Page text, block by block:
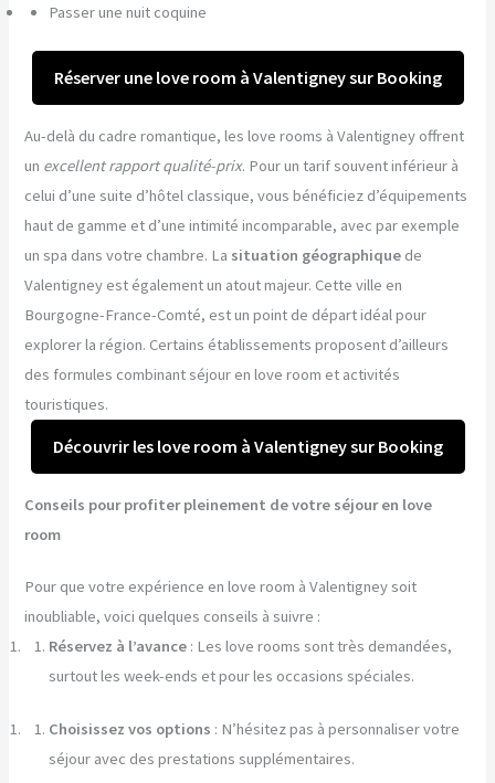
Passer une nuit coquine
Réserver une love room à Valentigney sur Booking
Au-delà du cadre romantique, les love rooms à Valentigney offrent
un excellent rapport qualité-prix. Pour un tarif souvent inférieur à
celui d’une suite d’hôtel classique, vous bénéficiez d’équipements
haut de gamme et d’une intimité incomparable, avec par exemple
un spa dans votre chambre. La situation géographique de
Valentigney est également un atout majeur. Cette ville en
Bourgogne-France-Comté, est un point de départ idéal pour
explorer la région. Certains établissements proposent d’ailleurs
des formules combinant séjour en love room et activités
touristiques.
Découvrir les love room à Valentigney sur Booking
Conseils pour profiter pleinement de votre séjour en love
room
Pour que votre expérience en love room à Valentigney soit
inoubliable, voici quelques conseils à suivre :
Réservez à l’avance : Les love rooms sont très demandées,
surtout les week-ends et pour les occasions spéciales.
Choisissez vos options : N’hésitez pas à personnaliser votre
séjour avec des prestations supplémentaires.